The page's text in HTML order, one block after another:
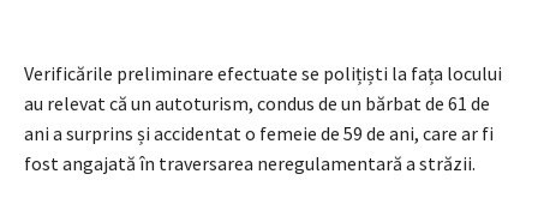
Verificările preliminare efectuate se polițiști la fața locului
au relevat că un autoturism, condus de un bărbat de 61 de
ani a surprins și accidentat o femeie de 59 de ani, care ar fi
fost angajată în traversarea neregulamentară a străzii.